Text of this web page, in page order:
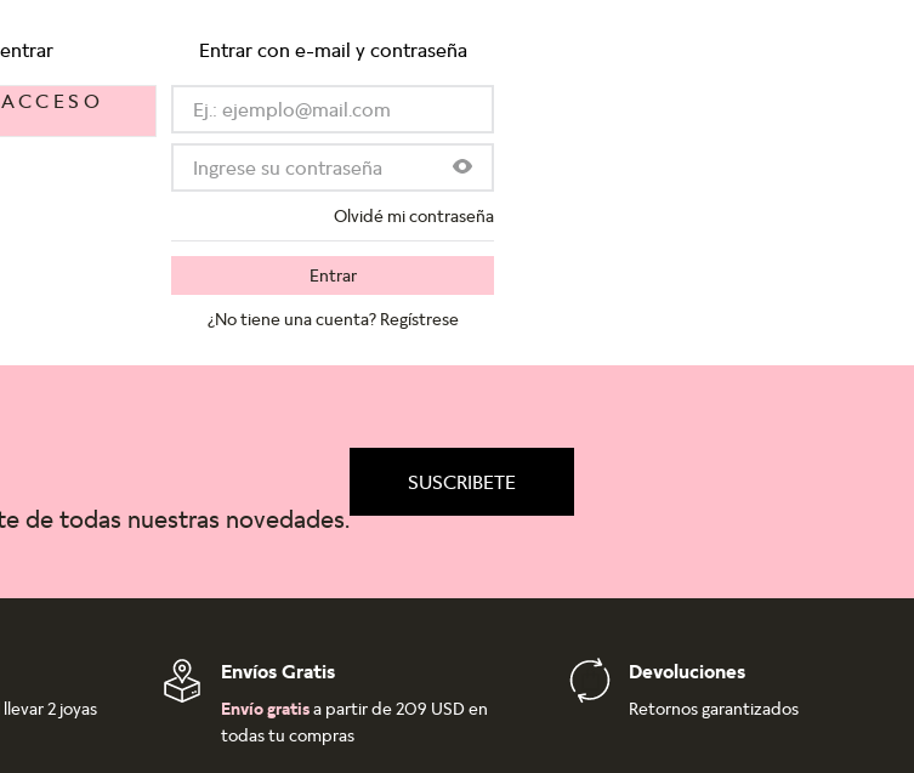
Entrar con e-mail y contraseña
Olvidé mi contraseña
Entrar
¿No tiene una cuenta? Regístrese
de todas nuestras novedades.
SUSCRIBETE
2 joyas
Envíos Gratis
Envío gratisa partir de 209 USD en
todas tu compras
Devoluciones
Retornos garantizados